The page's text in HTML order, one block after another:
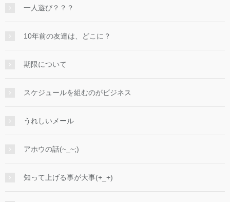
一人遊び？？？
10年前の友達は、どこに？
期限について
スケジュールを組むのがビジネス
うれしいメール
アホウの話(~_~;)
知って上げる事が大事(+_+)